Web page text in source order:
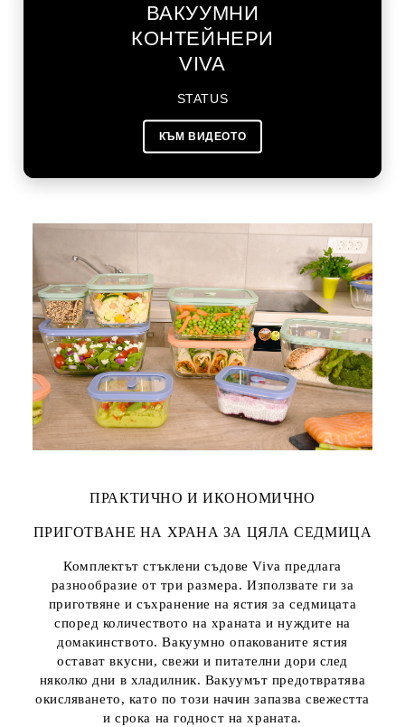
ВАКУУМНИ
КОНТЕЙНЕРИ
VIVA
STATUS
КЪМ ВИДЕОТО
ПРАКТИЧНО И ИКОНОМИЧНО
ПРИГОТВАНЕ НА ХРАНА ЗА ЦЯЛА СЕДМИЦА
Комплектът стъклени съдове Viva предлага
разнообразие от три размера. Използвате ги за
приготвяне и съхранение на ястия за седмицата
според количеството на храната и нуждите на
домакинството. Вакуумно опакованите ястия
остават вкусни, свежи и питателни дори след
няколко дни в хладилник. Вакуумът предотвратява
окисляването, като по този начин запазва свежестта
и срока на годност на храната.